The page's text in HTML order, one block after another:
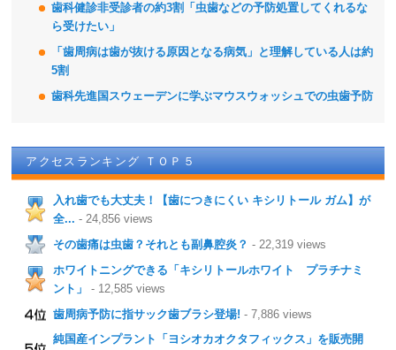
歯科健診非受診者の約3割「虫歯などの予防処置してくれるな
ら受けたい」
「歯周病は歯が抜ける原因となる病気」と理解している人は約
5割
歯科先進国スウェーデンに学ぶマウスウォッシュでの虫歯予防
アクセスランキング ＴＯＰ５
入れ歯でも大丈夫！【歯につきにくい キシリトール ガム】が
全... - 24,856 views
その歯痛は虫歯？それとも副鼻腔炎？ - 22,319 views
ホワイトニングできる「キシリトールホワイト プラチナミ
ント」
- 12,585 views
歯周病予防に指サック歯ブラシ登場! - 7,886 views
純国産インプラント「ヨシオカオクタフィックス」を販売開